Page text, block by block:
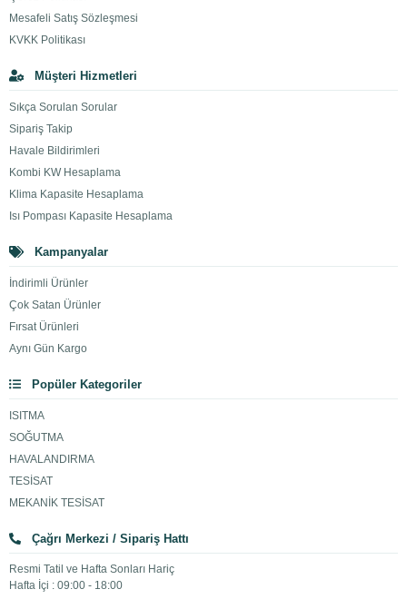
Mesafeli Satış Sözleşmesi
KVKK Politikası
Müşteri Hizmetleri
Sıkça Sorulan Sorular
Sipariş Takip
Havale Bildirimleri
Kombi KW Hesaplama
Klima Kapasite Hesaplama
Isı Pompası Kapasite Hesaplama
Kampanyalar
İndirimli Ürünler
Çok Satan Ürünler
Fırsat Ürünleri
Aynı Gün Kargo
Popüler Kategoriler
ISITMA
SOĞUTMA
HAVALANDIRMA
TESİSAT
MEKANİK TESİSAT
Çağrı Merkezi / Sipariş Hattı
Resmi Tatil ve Hafta Sonları Hariç
Hafta İçi : 09:00 - 18:00